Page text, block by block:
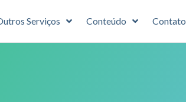
Serviços Conteúdo Contato